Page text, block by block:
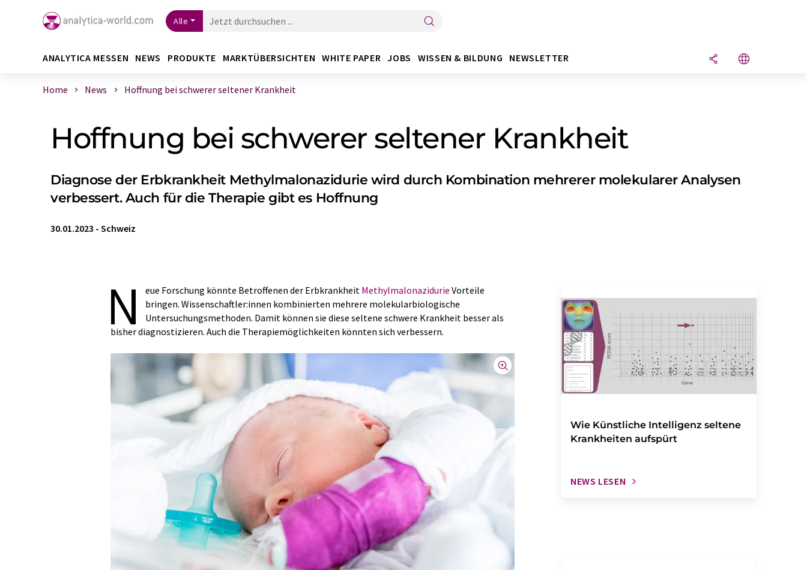
Alle
ANALYTICA MESSEN NEWS PRODUKTE MARKTÜBERSICHTEN WHITE PAPER JOBS WISSEN & BILDUNG NEWSLETTER
Home News Hoffnung bei schwerer seltener Krankheit
Hoffnung bei schwerer seltener Krankheit
Diagnose der Erbkrankheit Methylmalonazidurie wird durch Kombination mehrerer molekularer Analysen
verbessert. Auch für die Therapie gibt es Hoffnung
30.01.2023 - Schweiz
N eue Forschung könnte Betroffenen der Erbkrankheit Methylmalonazidurie Vorteile
bringen. Wissenschaftler:innen kombinierten mehrere molekularbiologische
Untersuchungsmethoden. Damit können sie diese seltene schwere Krankheit besser als
bisher diagnostizieren. Auch die Therapiemöglichkeiten könnten sich verbessern.
Wie Künstliche Intelligenz seltene
Krankheiten aufspürt
NEWS LESEN